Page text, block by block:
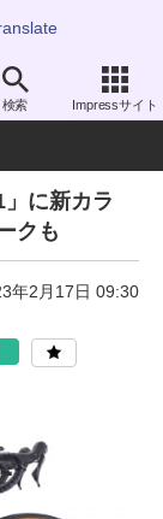
検索 Impressサイト
自転車
に新カラ
クも
年2月17日 09:30